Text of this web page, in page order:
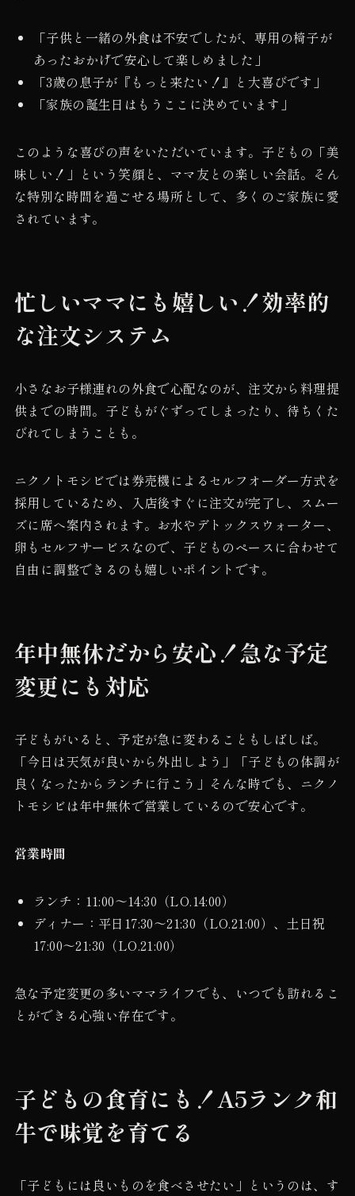
「子供と一緒の外食は不安でしたが、専用の椅子が
あったおかげで安心して楽しめました」
「3歳の息子が『もっと来たい！』と大喜びです」
「家族の誕生日はもうここに決めています」
このような喜びの声をいただいています。子どもの「美
味しい！」という笑顔と、ママ友との楽しい会話。そん
な特別な時間を過ごせる場所として、多くのご家族に愛
されています。
忙しいママにも嬉しい！効率的
な注文システム
小さなお子様連れの外食で心配なのが、注文から料理提
供までの時間。子どもがぐずってしまったり、待ちくた
びれてしまうことも。
ニクノトモシビでは券売機によるセルフオーダー方式を
採用しているため、入店後すぐに注文が完了し、スムー
ズに席へ案内されます。お水やデトックスウォーター、
卵もセルフサービスなので、子どものペースに合わせて
自由に調整できるのも嬉しいポイントです。
年中無休だから安心！急な予定
変更にも対応
子どもがいると、予定が急に変わることもしばしば。
「今日は天気が良いから外出しよう」「子どもの体調が
良くなったからランチに行こう」そんな時でも、ニクノ
トモシビは年中無休で営業しているので安心です。
営業時間
ランチ：11:00〜14:30（LO.14:00）
ディナー：平日17:30〜21:30（LO.21:00）、土日祝
17:00〜21:30（LO.21:00）
急な予定変更の多いママライフでも、いつでも訪れるこ
とができる心強い存在です。
子どもの食育にも！A5ランク和
牛で味覚を育てる
「子どもには良いものを食べさせたい」というのは、す